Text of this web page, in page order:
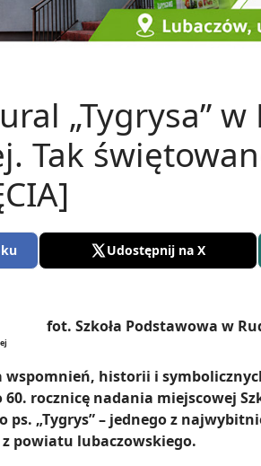
„Tygrysa” w
Tak
Udostępnij na X
wspomnień, historii i
rocznicę nadania miejscowej
ps. „Tygrys” – jednego z
powiatu lubaczowskiego.